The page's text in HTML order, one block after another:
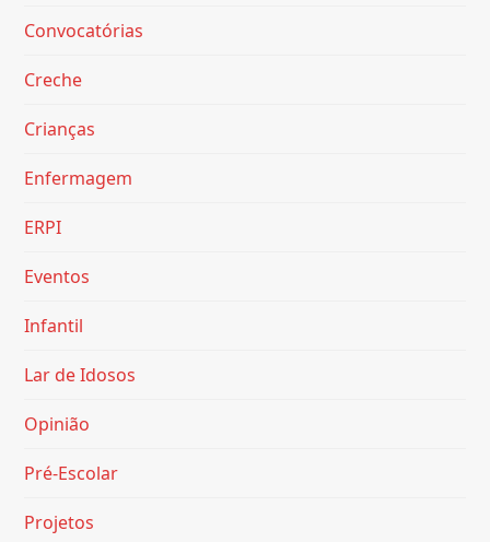
Convocatórias
Creche
Crianças
Enfermagem
ERPI
Eventos
Infantil
Lar de Idosos
Opinião
Pré-Escolar
Projetos